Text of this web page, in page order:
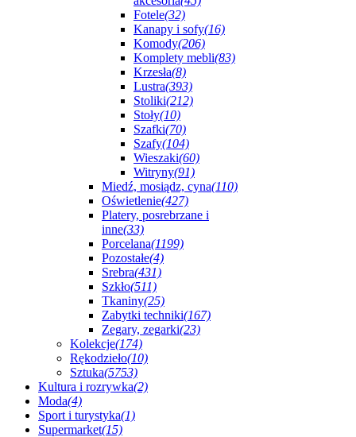
Fotele(32)
Kanapy i sofy(16)
Komody(206)
Komplety mebli(83)
Krzesła(8)
Lustra(393)
Stoliki(212)
Stoły(10)
Szafki(70)
Szafy(104)
Wieszaki(60)
Witryny(91)
Miedź, mosiądz, cyna(110)
Oświetlenie(427)
Platery, posrebrzane i
inne(33)
Porcelana(1199)
Pozostałe(4)
Srebra(431)
Szkło(511)
Tkaniny(25)
Zabytki techniki(167)
Zegary, zegarki(23)
Kolekcje(174)
Rękodzieło(10)
Sztuka(5753)
Kultura i rozrywka(2)
Moda(4)
Sport i turystyka(1)
Supermarket(15)